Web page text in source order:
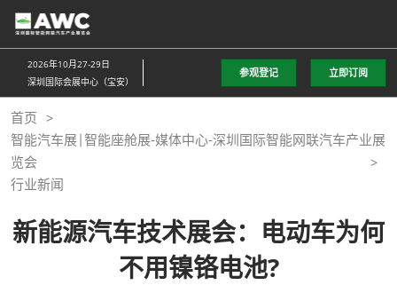
直
接
跳
至
内
容
2026年10月27-29日
深圳国际会展中心（宝安）
参观登记 立即订阅
首页
智能汽车展|智能座舱展-媒体中心-深圳国际智能网联汽车产业展
览会
行业新闻
新能源汽车技术展会：电动车为何
不用镍铬电池?